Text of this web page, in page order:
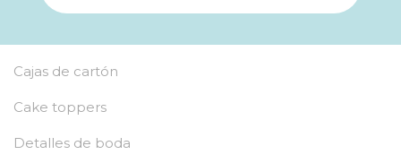
Cajas de cartón
Cake toppers
Detalles de boda